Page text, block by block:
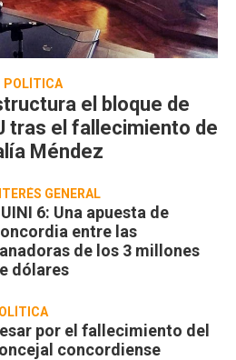
POLÍTICA
el bloque de
tras el fallecimiento de
Méndez
GENERAL
6: Una apuesta de
entre las
de los 3 millones
dólares
por el fallecimiento del
concordiense